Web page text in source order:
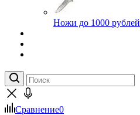
Ножи до 1000 рублей
Сравнение0